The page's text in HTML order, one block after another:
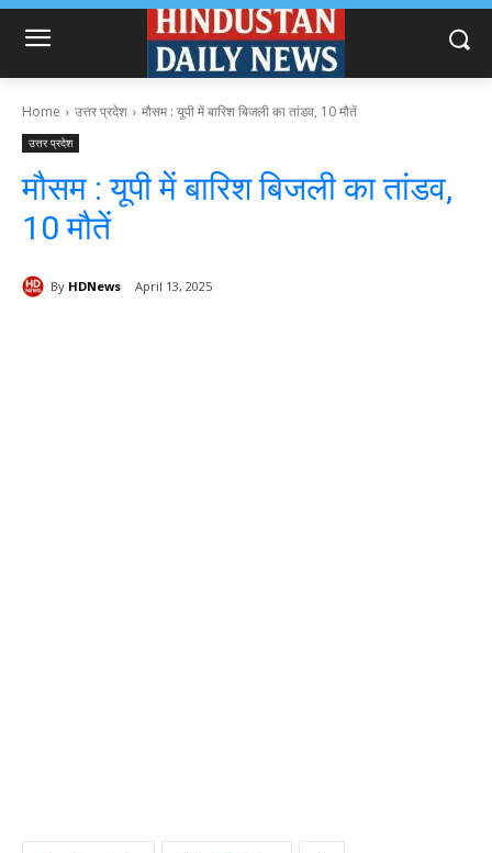
Home उत्तर प्रदेश मौसम : यूपी में बारिश बिजली का तांडव, 10 मौतें
उत्तर प्रदेश
मौसम : यूपी में बारिश बिजली का तांडव,
10 मौतें
By HDNews April 13, 2025